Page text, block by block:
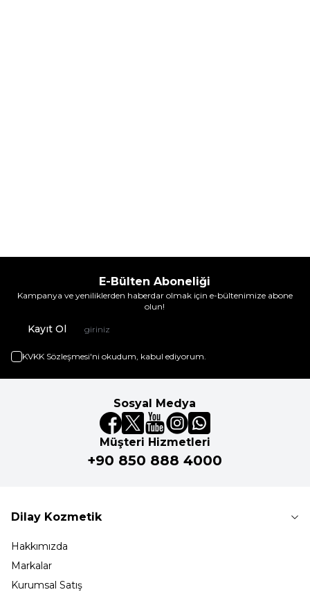
E-Bülten Aboneliği
Kampanya ve yeniliklerden haberdar olmak için e-bültenimize abone
olun!
Kayıt Ol
KVKK Sözleşmesi'ni okudum, kabul ediyorum.
Sosyal Medya
Müşteri Hizmetleri
+90 850 888 4000
Dilay Kozmetik
Hakkımızda
Markalar
Kurumsal Satış